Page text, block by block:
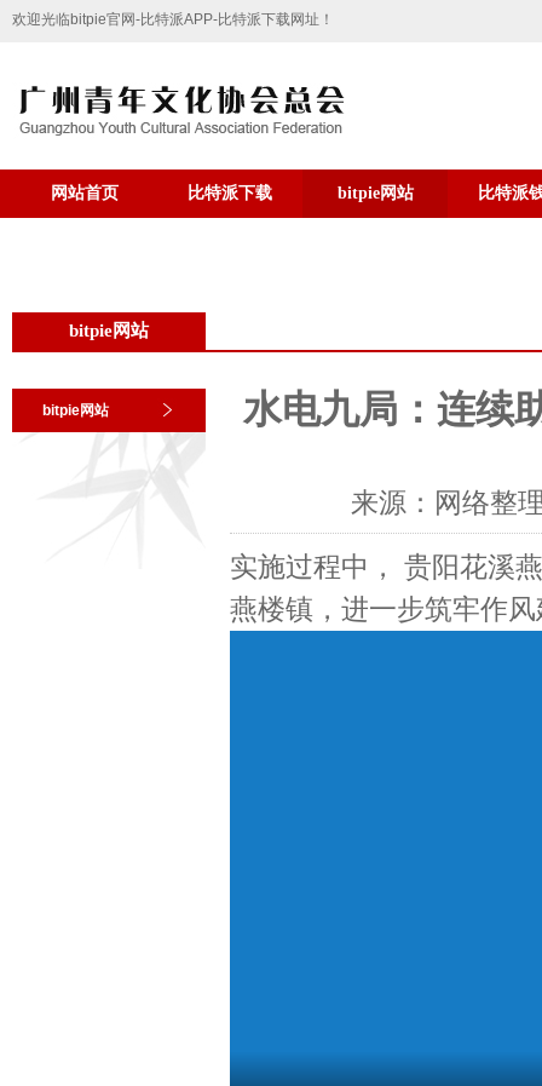
欢迎光临bitpie官网-比特派APP-比特派下载网址！
网站首页 比特派下载 bitpie网站 比特派
bitpie网站
bitpie网站 水电九局：连续
来源：网络整
实施过程中， 贵阳花溪
燕楼镇，进一步筑牢作